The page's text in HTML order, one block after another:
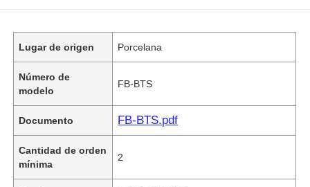
Lugar de origen Porcelana
Número de
modelo
FB-BTS
Documento FB-BTS.pdf
Cantidad de orden
mínima
2